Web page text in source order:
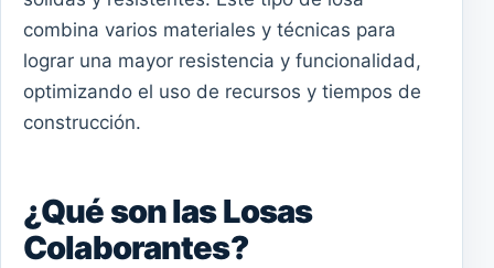
combina varios materiales y técnicas para
lograr una mayor resistencia y funcionalidad,
optimizando el uso de recursos y tiempos de
construcción.
¿Qué son las Losas
Colaborantes?